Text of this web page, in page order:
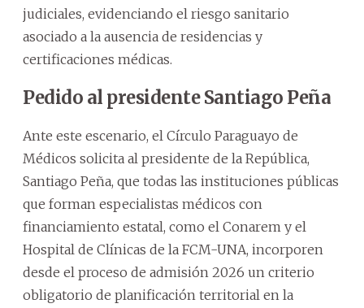
judiciales, evidenciando el riesgo sanitario
asociado a la ausencia de residencias y
certificaciones médicas.
Pedido al presidente Santiago Peña
Ante este escenario, el Círculo Paraguayo de
Médicos solicita al presidente de la República,
Santiago Peña, que todas las instituciones públicas
que forman especialistas médicos con
financiamiento estatal, como el Conarem y el
Hospital de Clínicas de la FCM-UNA, incorporen
desde el proceso de admisión 2026 un criterio
obligatorio de planificación territorial en la